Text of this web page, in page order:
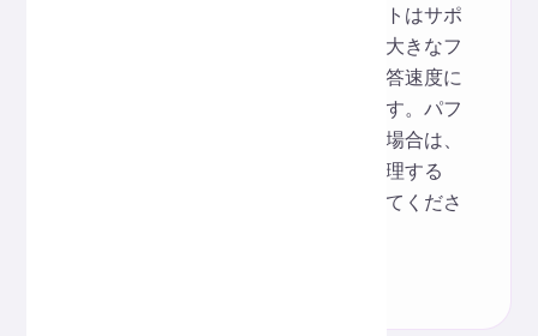
大きなファイルのフォーマットはサポ
ートされていますが、非常に大きなフ
ァイルや高い同時実行性は応答速度に
影響を与える可能性があります。パフ
ォーマンスの制限が発生した場合は、
データをセグメント単位で処理する
か、ローカルツールを使用してくださ